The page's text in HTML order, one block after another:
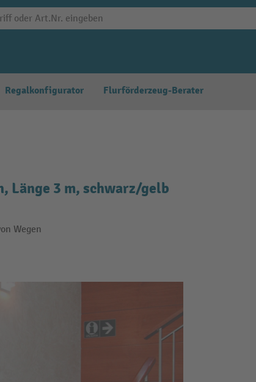
Regalkonfigurator Flurförderzeug-Berater
Länge 3 m, schwarz/gelb
Wegen